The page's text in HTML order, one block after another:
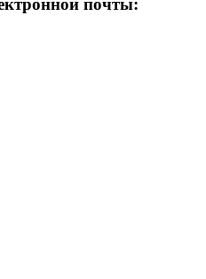
почты: